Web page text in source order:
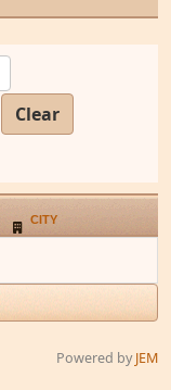
Clear
CITY
Powered byJEM